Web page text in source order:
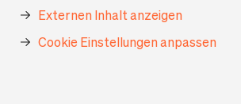
Externen Inhalt anzeigen
Cookie Einstellungen anpassen